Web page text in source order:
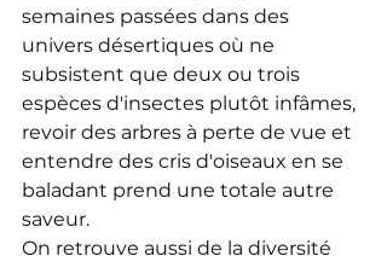
semaines passées dans des
univers désertiques où ne
subsistent que deux ou trois
espèces d'insectes plutôt infâmes,
revoir des arbres à perte de vue et
entendre des cris d'oiseaux en se
baladant prend une totale autre
saveur.
On retrouve aussi de la diversité